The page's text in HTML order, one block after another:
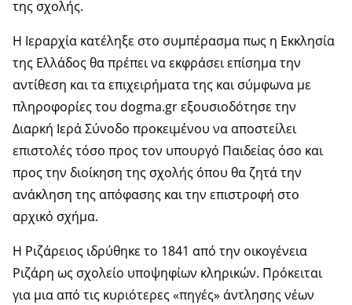
της σχολής.
Η Ιεραρχία κατέληξε στο συμπέρασμα πως η Εκκλησία
της Ελλάδος θα πρέπει να εκφράσει επίσημα την
αντίθεση και τα επιχειρήματα της και σύμφωνα με
πληροφορίες του dogma.gr εξουσιοδότησε την
Διαρκή Ιερά Σύνοδο προκειμένου να αποστείλει
επιστολές τόσο προς τον υπουργό Παιδείας όσο και
προς την διοίκηση της σχολής όπου θα ζητά την
ανάκληση της απόφασης και την επιστροφή στο
αρχικό σχήμα.
Η Ριζάρειος ιδρύθηκε το 1841 από την οικογένεια
Ριζάρη ως σχολείο υποψηφίων κληρικών. Πρόκειται
για μια από τις κυριότερες «πηγές» άντλησης νέων